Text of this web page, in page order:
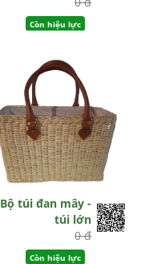
Còn hiệu lực
Bộ túi đan mây -
túi lớn
0 đ
Còn hiệu lực